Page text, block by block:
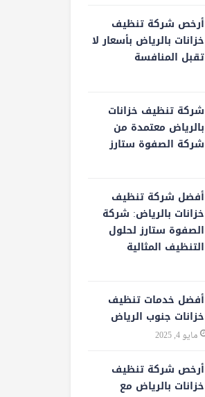
أرخص شركة تنظيف
خزانات بالرياض بأسعار لا
تقبل المنافسة
شركة تنظيف خزانات
بالرياض معتمدة من
شركة الصفوة ستارز
أفضل شركة تنظيف
خزانات بالرياض: شركة
الصفوة ستارز لحلول
التنظيف المثالية
أفضل خدمات تنظيف
خزانات جنوب الرياض
مايو 4, 2025
أرخص شركة تنظيف
خزانات بالرياض مع